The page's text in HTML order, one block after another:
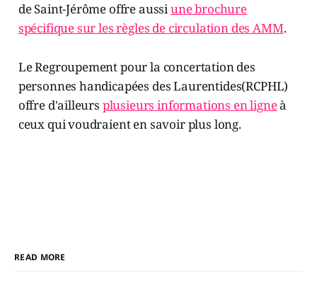
de Saint-Jérôme offre aussiune brochure
spécifique sur les règles de circulation des AMM.
Le Regroupement pour la concertation des
personnes handicapées des Laurentides(RCPHL)
offre d'ailleurs plusieurs informations en ligneà
ceux qui voudraient en savoir plus long.
READ MORE